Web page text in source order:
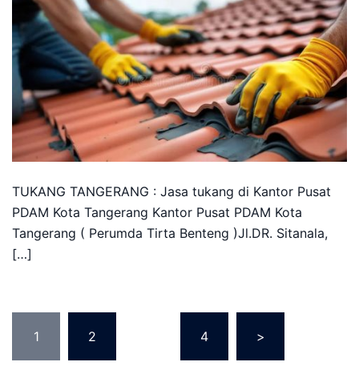
TUKANG TANGERANG : Jasa tukang di Kantor Pusat
PDAM Kota Tangerang Kantor Pusat PDAM Kota
Tangerang ( Perumda Tirta Benteng )Jl.DR. Sitanala,
[…]
pagination
1 2 4 >